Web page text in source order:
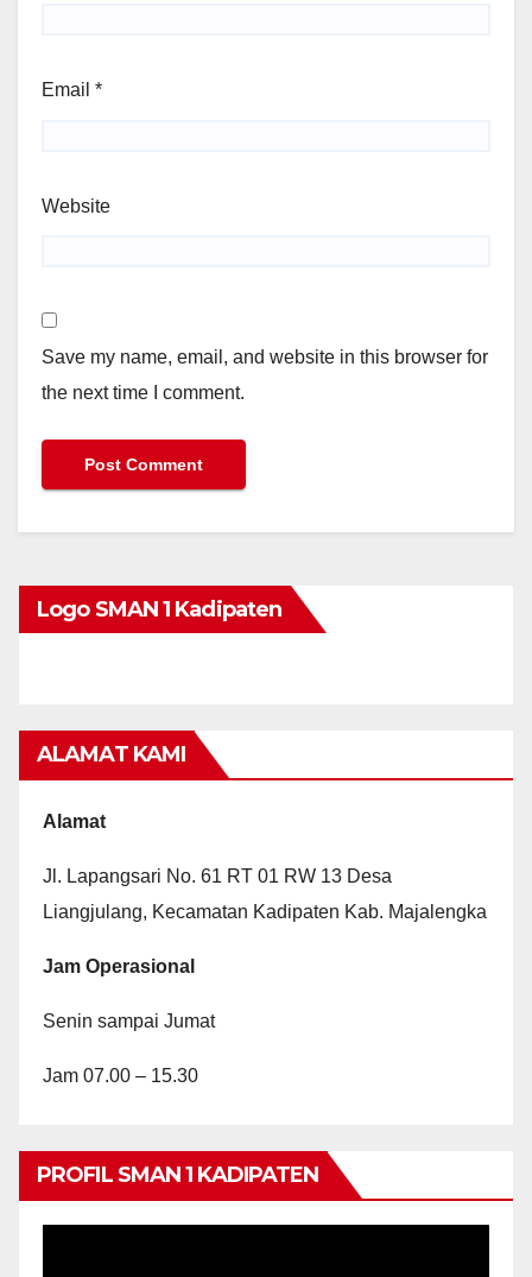
Email *
Website
Save my name, email, and website in this browser for
the next time I comment.
Logo SMAN 1 Kadipaten
ALAMAT KAMI
Alamat
Jl. Lapangsari No. 61 RT 01 RW 13 Desa
Liangjulang, Kecamatan Kadipaten Kab. Majalengka
Jam Operasional
Senin sampai Jumat
Jam 07.00 – 15.30
PROFIL SMAN 1 KADIPATEN